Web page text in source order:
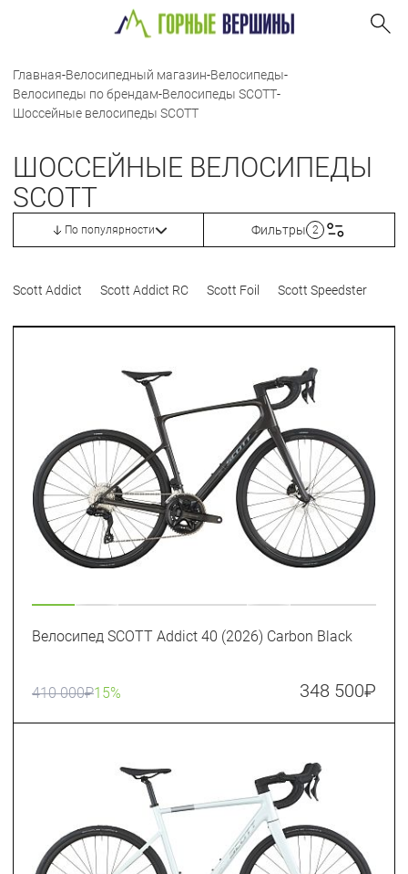
Главная-Велосипедный магазин-Велосипеды-
Велосипеды по брендам-Велосипеды SCOTT-
Шоссейные велосипеды SCOTT
ШОССЕЙНЫЕ ВЕЛОСИПЕДЫ
SCOTT
По популярности Фильтры 2
Scott Addict Scott Addict RC Scott Foil Scott Speedster
Велосипед SCOTT Addict 40 (2026) Carbon Black
410 000₽15% 348 500₽